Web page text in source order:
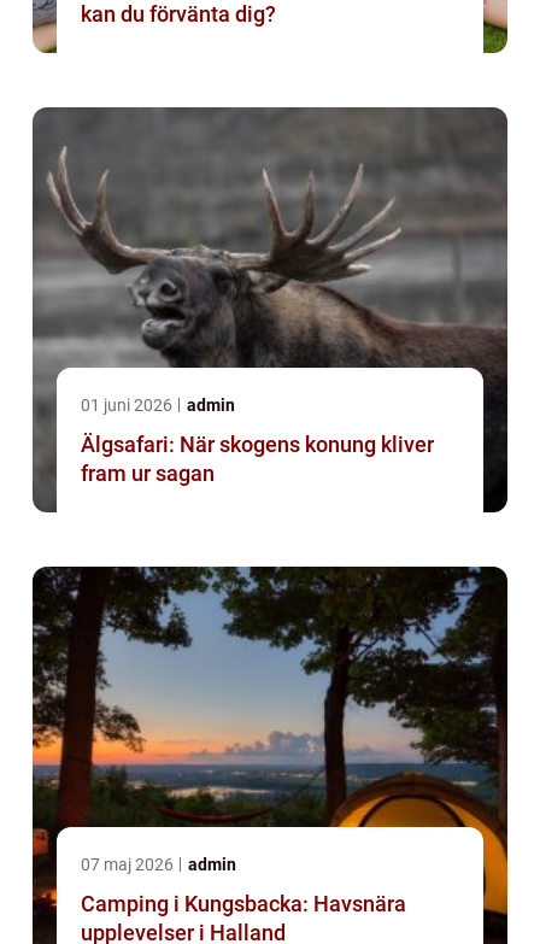
kan du förvänta dig?
01 juni 2026 admin
Älgsafari: När skogens konung kliver
fram ur sagan
07 maj 2026 admin
Camping i Kungsbacka: Havsnära
upplevelser i Halland